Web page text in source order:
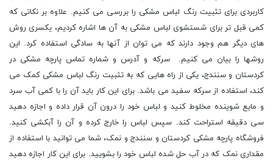
کاربردی برای تثبیت رنگ لباس مشکی را بررسی می کنیم. علاوه بر نکاتی که
کمی قبل تر برای شستشوی لباس مشکی به آن ها اشاره کردیم، یکسری روش
های دیگر هم وجود دارند که می توان از آنها به سادگی استفاده کرد. این
روشها را بیان می کنیم. سرکه و آدرس و شماره تماس پارچه مشکی در
کردستان و سنندج، یکی از راه هایی که به تثبیت رنگ لباس مشکی کمک می
کند، استفاده از سرکه سفید می باشد. برای این کار باید آن را با کمی آب سرد
و مایع شوینده مخلوط کنید و لباس خود را درون آن قرار داده و اجازه دهید
سی دقیقه استراحت کند. سپس لباس را خارج کرده و آن را آبکشی کنید.
فروشگاه پارچه مشکی کردستان و سنندج و نمک، شما می توانید با استفاده از
مقداری نمک که در آب حل شده لباس خود را بشویید. برای این کار اجازه دهید